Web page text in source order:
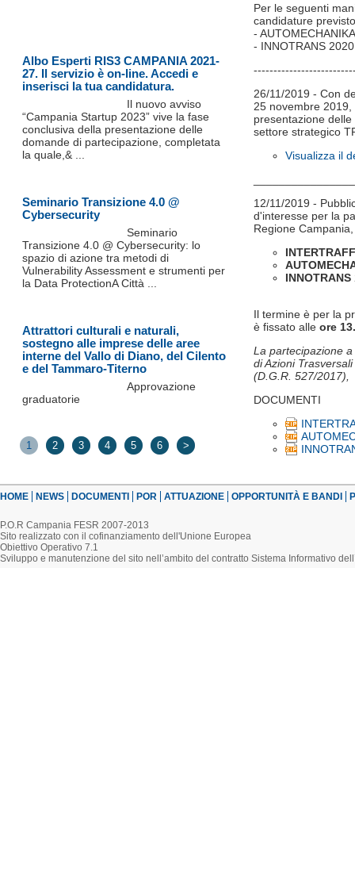
Per le seguenti
candidature
-
- INNOTRANS
26/11/2019 - Con
25 novembre
presentazione
settore strategico
Visualizza il
12/11/2019 -
d'interesse per la
Regione
INNOTRANS
Il termine è per la
è fissato alle ore
La partecipazione
di Azioni
(D.G.R. 527/2017),
DOCUMENTI
Albo Esperti RIS3 CAMPANIA 2021-
27. Il servizio è on-line. Accedi e
inserisci la tua candidatura.
Il nuovo avviso
“Campania Startup 2023” vive la fase
conclusiva della presentazione delle
domande di partecipazione, completata
la quale,& ...
Seminario Transizione 4.0 @
Cybersecurity
Seminario
Transizione 4.0 @ Cybersecurity: lo
spazio di azione tra metodi di
Vulnerability Assessment e strumenti per
la Data ProtectionA Città ...
Attrattori culturali e naturali,
sostegno alle imprese delle aree
interne del Vallo di Diano, del Cilento
e del Tammaro-Titerno
Approvazione
graduatorie
1 2 3 4 5 6 >
HOME NEWS DOCUMENTI POR ATTUAZIONE OPPORTUNITÀ E BANDI
P.O.R Campania FESR 2007-2013
Sito realizzato con il cofinanziamento dell'Unione Europea
Obiettivo Operativo 7.1
Sviluppo e manutenzione del sito nell’ambito del contratto Sistema Informativo